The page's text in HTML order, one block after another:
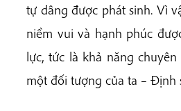
tự dâng được phát sinh. Vì
niềm vui và hạnh phúc
lực, tức là khả năng
một đối tượng của ta – Định